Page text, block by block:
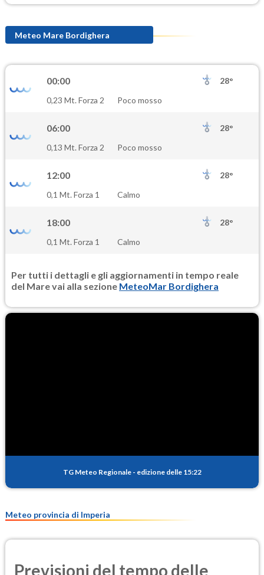
Meteo Mare Bordighera
00:00
28°
0,23 Mt. Forza 2
Poco mosso
06:00
28°
0,13 Mt. Forza 2
Poco mosso
12:00
28°
0,1 Mt. Forza 1
Calmo
18:00
28°
0,1 Mt. Forza 1
Calmo
Per tutti i dettagli e gli aggiornamenti in tempo reale
del Mare vai alla sezione MeteoMar Bordighera
TG Meteo Regionale - edizione delle 15:22
Meteo provincia di Imperia
Previsioni del tempo delle